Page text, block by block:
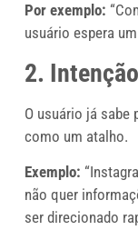
Por exemplo:
usuário espera
2.
O usuário já sabe
como um atalho.
Exemplo:
não quer
ser direcionado